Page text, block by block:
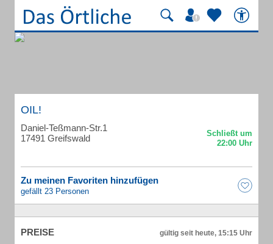
OIL!
Daniel-Teßmann-Str.1
17491 Greifswald
Zu meinen Favoriten hinzufügen
gefällt 23 Personen
PREISE gültig seit heute, 15:15 Uhr